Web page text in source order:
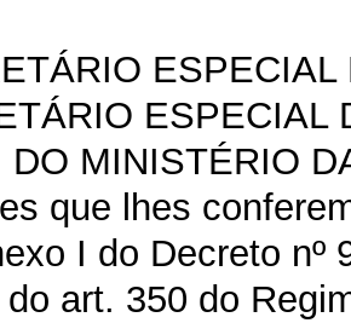
ESPECIAL
DO MINISTÉRIO
que lhes
I do Decreto nº
art. 350 do